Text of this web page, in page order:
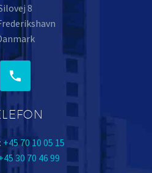
8


+45 70 10 05 15
30 70 46 99